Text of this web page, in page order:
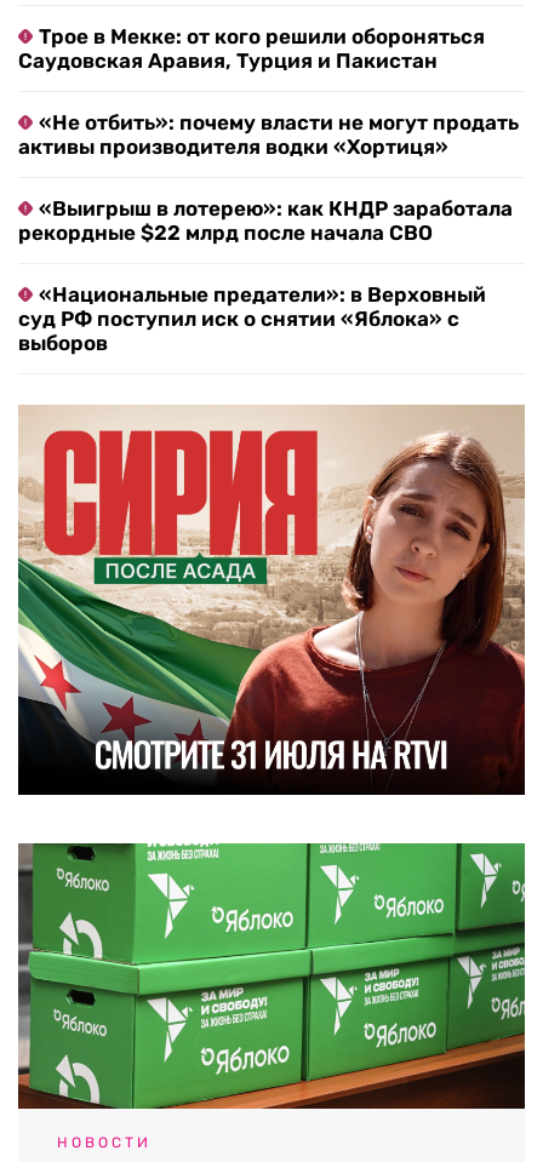
Трое в Мекке: от кого решили обороняться
Саудовская Аравия, Турция и Пакистан
«Не отбить»: почему власти не могут продать
активы производителя водки «Хортиця»
«Выигрыш в лотерею»: как КНДР заработала
рекордные $22 млрд после начала СВО
«Национальные предатели»: в Верховный
суд РФ поступил иск о снятии «Яблока» с
выборов
НОВОСТИ